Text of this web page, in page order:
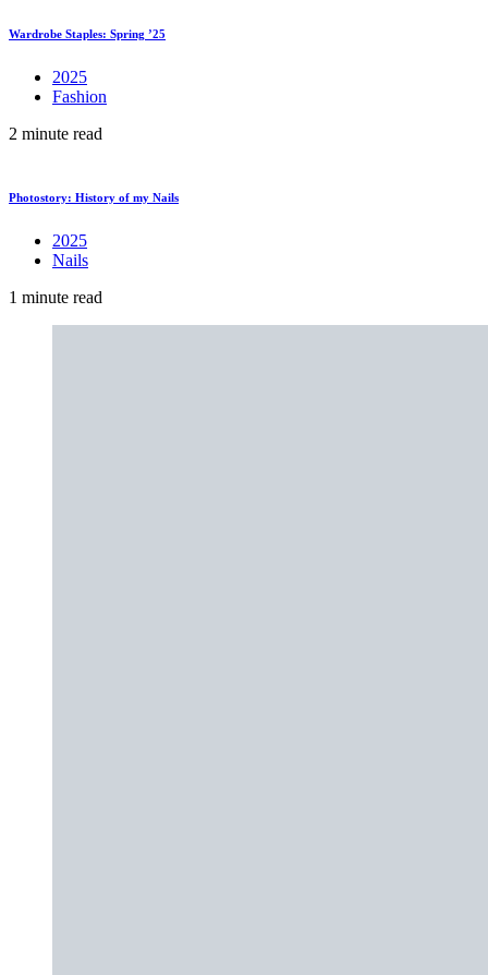
Wardrobe Staples: Spring ’25
2025
Fashion
2 minute read
Photostory: History of my Nails
2025
Nails
1 minute read